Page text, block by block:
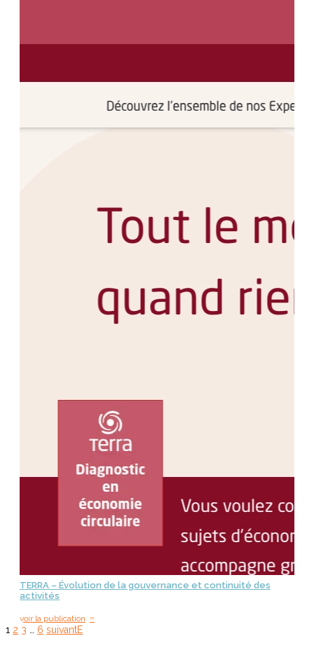
TERRA – Évolution de la gouvernance et continuité des
activités
voir la publication =
1 2 3 6 suivant